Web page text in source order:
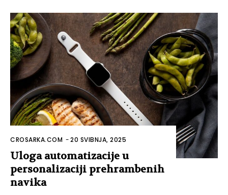
CROSARKA.COM -20 SVIBNJA, 2025
Uloga automatizacije u
personalizaciji prehrambenih
navika